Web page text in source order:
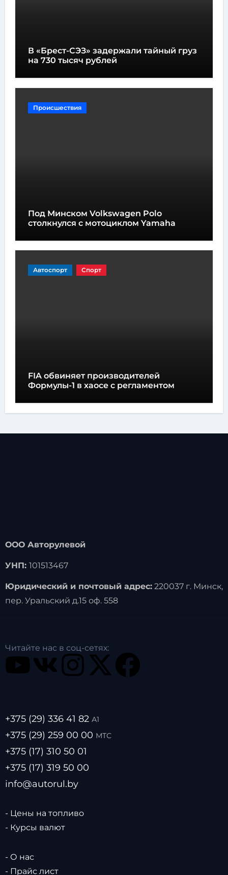
В «Брест-СЭЗ» задержали тайный груз
на 730 тысяч рублей
Происшествия
Под Минском Volkswagen Polo
столкнулся с мотоциклом Yamaha
Автоспорт Спорт
FIA обвиняет производителей
Формулы-1 в хаосе с регламентом
ООО Авторулевой
УНП: 101513467
Юридический и почтовый адрес:220037 г. Минск,
пер. Уральский д.15 оф. 558
Читайте нас в соц-сетях:
+375 (29) 336 41 82 А1
+375 (29) 259 00 00 МТС
+375 (17) 310 50 01
+375 (17) 319 50 00
info@autorul.by
- Цены на топливо
- Курсы валют
- О нас
- Прайс лист